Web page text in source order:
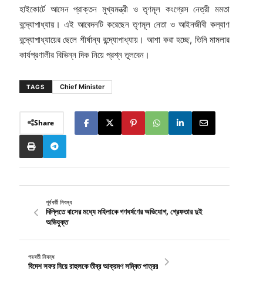
হাইকোর্টে আসেন প্রাক্তন মুখ্যমন্ত্রী ও তৃণমূল কংগ্রেস নেত্রী মমতা
বন্দ্যোপাধ্যায়। এই আবেদনটি করেছেন তৃণমূল নেতা ও আইনজীবী কল্যাণ
বন্দ্যোপাধ্যায়ের ছেলে শীর্ষান্য বন্দ্যোপাধ্যায়। আশা করা হচ্ছে, তিনি মামলার
কার্যপ্রণালীর বিভিন্ন দিক নিয়ে প্রশ্ন তুলবেন।
TAGS Chief Minister
Share
পূর্ববর্তী নিবন্ধ
দিল্লিতে বাসের মধ্যে মহিলাকে গণধর্ষণের অভিযোগ, গ্রেফতার দুই
অভিযুক্ত
পরবর্তী নিবন্ধ
বিদেশ সফর নিয়ে রাহুলকে তীব্র আক্রমণ সম্বিত পাত্রর